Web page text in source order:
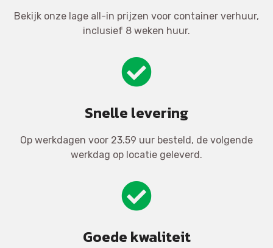
Bekijk onze lage all-in prijzen voor container verhuur,
inclusief 8 weken huur.
Snelle levering
Op werkdagen voor 23.59 uur besteld, de volgende
werkdag op locatie geleverd.
Goede kwaliteit